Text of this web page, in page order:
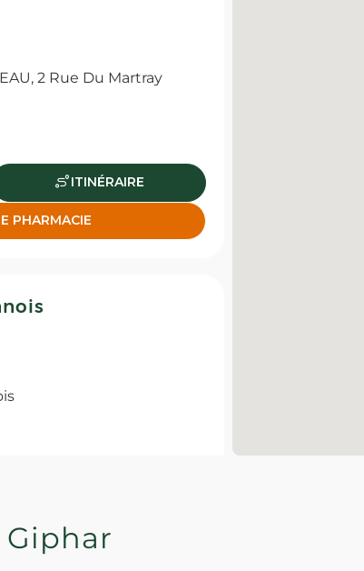
2 Rue Du Martray
ITINÉRAIRE
PHARMACIE
Giphar